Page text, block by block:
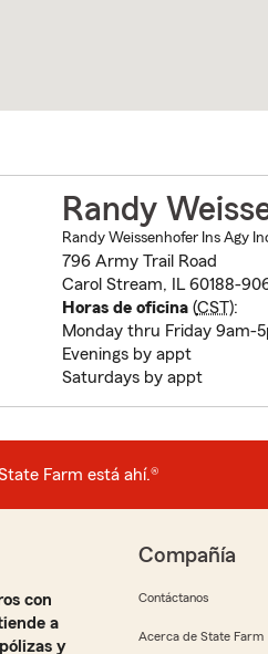
Randy
Randy Weissenhofer Ins Agy
796 Army Trail Road
Carol Stream, IL 60188-
Horas de oficina(CST):
Monday thru Friday 9am-
Evenings by appt
Saturdays by appt
Farm está ahí.®
con
a
y
Compañía
Contáctanos
Acerca de State Farm